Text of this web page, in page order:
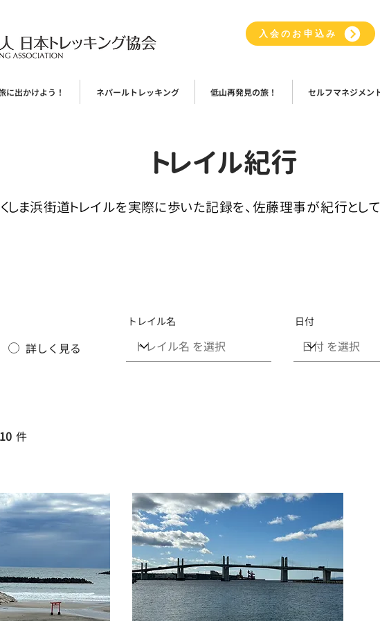
入会のお申込み
に出かけよう！ ネパールトレッキング 低山再発見の旅！ セルフマネジメン
トレイル紀行
しま浜街道トレイルを実際に歩いた記録を、佐藤理事が紀行として
詳しく見る
トレイル名 日付
10 件